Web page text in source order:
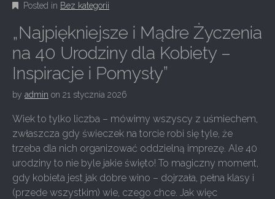
M
E
N
U
C
E
N
T
Posted in Bez kategorii
„Najpiękniejsze i Mądre Życzenia
na 40 Urodziny dla Kobiety –
Inspiracje i Pomysły”
by admin on 21 stycznia 2026
Wiek to tylko liczba – mówimy wszyscy z uśmiechem,
zwłaszcza gdy świeczek na torcie robi się tyle, że
trzeba dla nich organizować oddzielną imprezę. Ale 40
urodziny to nie byle jakie święto! To magiczny moment,
gdy kobieta jest jak dobre wino – dojrzała, pełna klasy i
(przede wszystkim) wie, czego chce. Jak więc